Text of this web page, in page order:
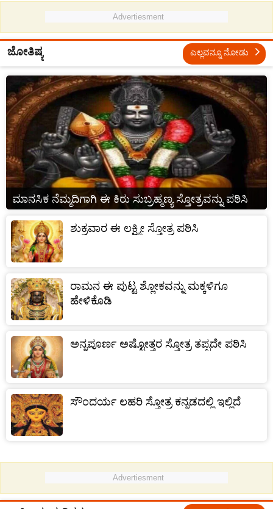
Advertiesment
ಜೋತಿಷ್ಯ ಎಲ್ಲವನ್ನೂ ನೋಡು
ಮಾನಸಿಕ ನೆಮ್ಮದಿಗಾಗಿ ಈ ಕಿರು ಸುಬ್ರಹ್ಮಣ್ಯ ಸ್ತೋತ್ರವನ್ನು ಪಠಿಸಿ
ಶುಕ್ರವಾರ ಈ ಲಕ್ಷ್ಮೀ ಸ್ತೋತ್ರ ಪಠಿಸಿ
ರಾಮನ ಈ ಪುಟ್ಟ ಶ್ಲೋಕವನ್ನು ಮಕ್ಕಳಿಗೂ
ಹೇಳಿಕೊಡಿ
ಅನ್ನಪೂರ್ಣ ಅಷ್ಟೋತ್ತರ ಸ್ತೋತ್ರ ತಪ್ಪದೇ ಪಠಿಸಿ
ಸೌಂದರ್ಯ ಲಹರಿ ಸ್ತೋತ್ರ ಕನ್ನಡದಲ್ಲಿ ಇಲ್ಲಿದೆ
Advertiesment